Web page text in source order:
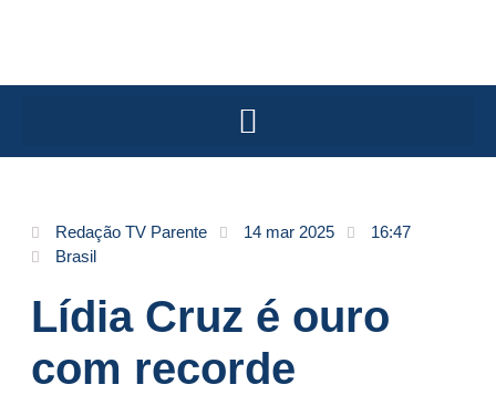
Redação TV Parente 14 mar 2025
16:47
Brasil
Lídia Cruz é ouro
com recorde